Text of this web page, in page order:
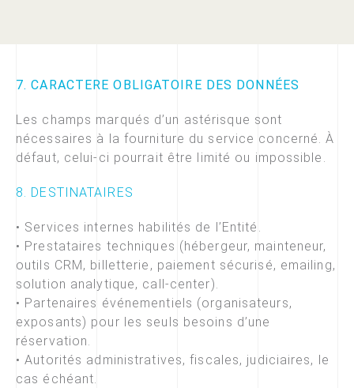
7. CARACTERE OBLIGATOIRE DES DONNÉES
Les champs marqués d’un astérisque sont
nécessaires à la fourniture du service concerné. À
défaut, celui-ci pourrait être limité ou impossible.
8. DESTINATAIRES
• Services internes habilités de l’Entité.
• Prestataires techniques (hébergeur, mainteneur,
outils CRM, billetterie, paiement sécurisé, emailing,
solution analytique, call-center).
• Partenaires événementiels (organisateurs,
exposants) pour les seuls besoins d’une
réservation.
• Autorités administratives, fiscales, judiciaires, le
cas échéant.